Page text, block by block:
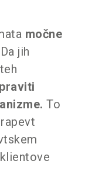
močne
Da jih
To